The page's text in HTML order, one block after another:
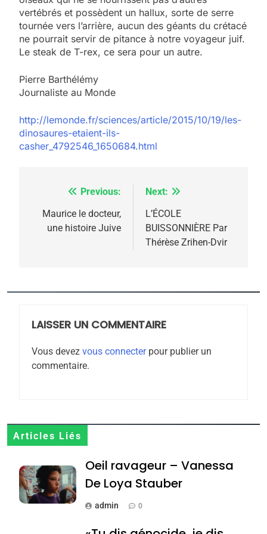
vertébrés et possèdent un hallux, sorte de serre
tournée vers l’arrière, aucun des géants du crétacé
ne pourrait servir de pitance à notre voyageur juif.
Le steak de T-rex, ce sera pour un autre.
Pierre Barthélémy
Journaliste au Monde
http://lemonde.fr/sciences/article/2015/10/19/les-
dinosaures-etaient-ils-
casher_4792546_1650684.html
Navigation
de
Previous:
Maurice le docteur,
une histoire Juive
Next:
L’ÉCOLE
BUISSONNIÈRE Par
Thérèse Zrihen-Dvir
LAISSER UN COMMENTAIRE
Vous devez vous connecterpour publier un
commentaire.
Articles Liés
Oeil ravageur – Vanessa
De Loya Stauber
admin 0
2025, l’année la plus
rapport d’ADL contre
FRANCE ISRAÉL
6
Zrihen-Dvir
7
Jacques Hadida
JUDAISME
Maroc : Les amandes de